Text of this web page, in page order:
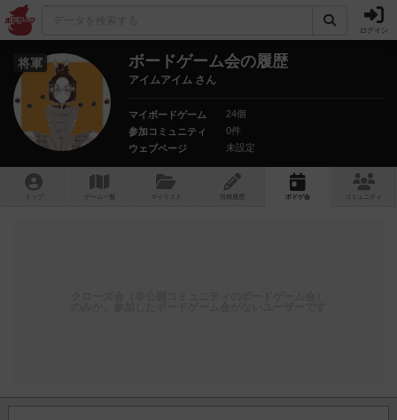
ログイン
将軍 ボードゲーム会の履歴
アイムアイム さん
マイボードゲーム
24個
参加コミュニティ
0件
ウェブページ
未設定
トップ ゲーム一覧 マイリスト 投稿履歴 ボ ドゲ会 コミュニティ